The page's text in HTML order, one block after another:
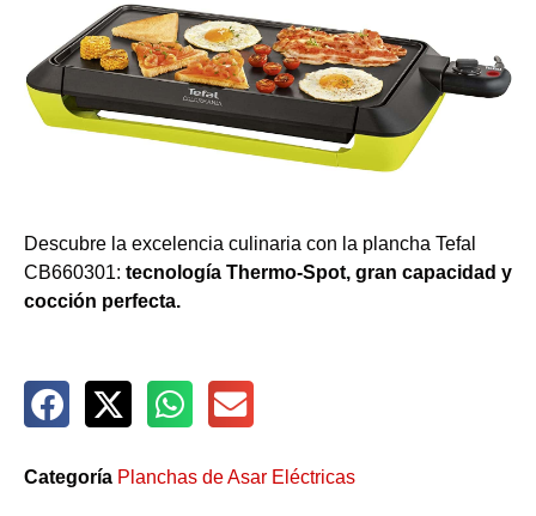
Descubre la excelencia culinaria con la plancha Tefal
CB660301: tecnología Thermo-Spot, gran capacidad y
cocción perfecta.
Categoría Planchas de Asar Eléctricas